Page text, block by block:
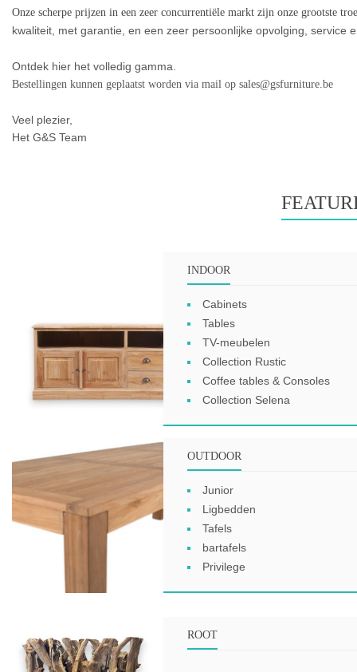
Onze scherpe prijzen in een zeer concurrentiële markt zijn onze grootste
kwaliteit, met garantie, en een zeer persoonlijke opvolging, service
Ontdek hier het volledig gamma.
Bestellingen kunnen geplaatst worden via mail op sales@gsfurniture.be
Veel plezier,
Het G&S Team
INDOOR
Cabinets
Tables
TV-meubelen
Collection Rustic
Coffee tables & Consoles
Collection Selena
OUTDOOR
Junior
Ligbedden
Tafels
bartafels
Privilege
ROOT